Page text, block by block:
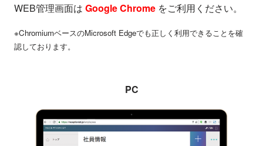
WEB管理画面は Google Chrome をご利用ください。
※ChromiumベースのMicrosoft Edgeでも正しく利用できることを確
認しております。
PC